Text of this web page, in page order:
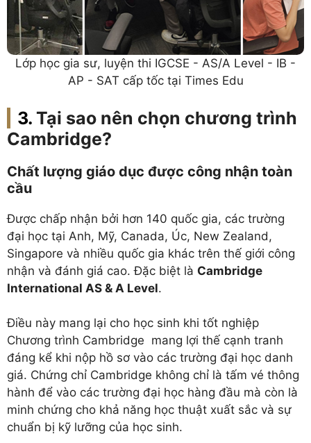
Lớp học gia sư, luyện thi IGCSE - AS/A Level - IB -
AP - SAT cấp tốc tại Times Edu
Tại sao nên chọn chương trình
Cambridge?
Chất lượng giáo dục được công nhận toàn
cầu
Được chấp nhận bởi hơn 140 quốc gia, các trường
đại học tại Anh, Mỹ, Canada, Úc, New Zealand,
Singapore và nhiều quốc gia khác trên thế giới công
nhận và đánh giá cao. Đặc biệt là Cambridge
International AS & A Level.
Điều này mang lại cho học sinh khi tốt nghiệp
Chương trình Cambridge mang lợi thế cạnh tranh
đáng kể khi nộp hồ sơ vào các trường đại học danh
giá. Chứng chỉ Cambridge không chỉ là tấm vé thông
hành để vào các trường đại học hàng đầu mà còn là
minh chứng cho khả năng học thuật xuất sắc và sự
chuẩn bị kỹ lưỡng của học sinh.